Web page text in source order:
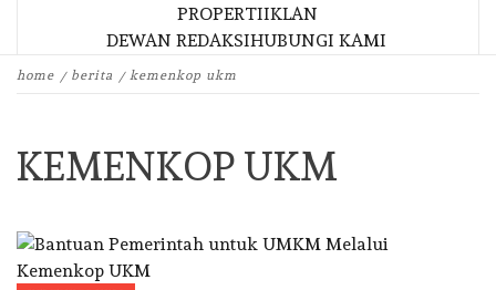
PROPERTIIKLAN
DEWAN REDAKSIHUBUNGI KAMI
home berita kemenkop ukm
KEMENKOP UKM